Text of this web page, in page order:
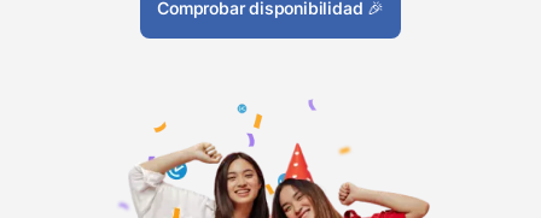
Comprobar disponibilidad 🎉